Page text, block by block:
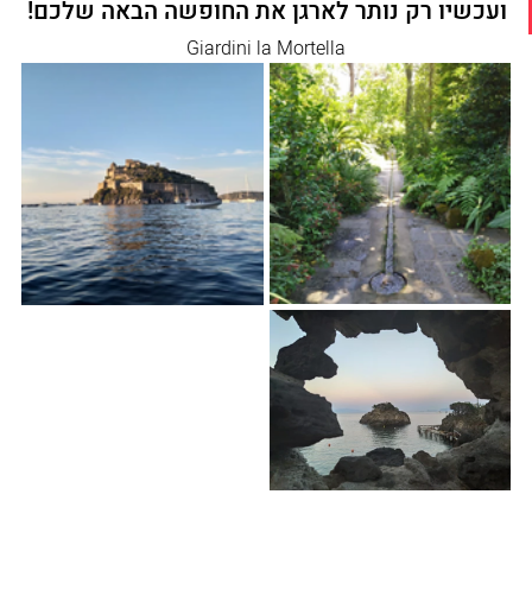
ועכשיו רק נותר לארגן את החופשה הבאה שלכם!
Giardini la Mortella